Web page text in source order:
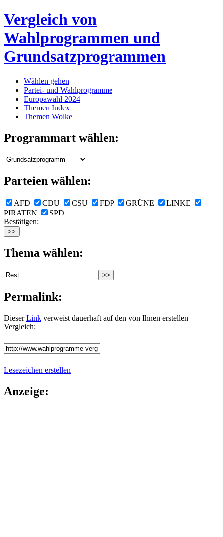
Vergleich von
Wahlprogrammen und
Grundsatzprogrammen
Wählen gehen
Partei- und Wahlprogramme
Europawahl 2024
Themen Index
Themen Wolke
Programmart wählen:
Parteien wählen:
AFD CDU CSU FDP GRÜNE
LINKE
PIRATEN
SPD
Bestätigen:
Thema wählen:
Permalink:
DieserLink verweist dauerhaft auf den von Ihnen erstellen
Vergleich:
Lesezeichen erstellen
Anzeige: